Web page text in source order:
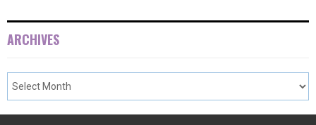
ARCHIVES